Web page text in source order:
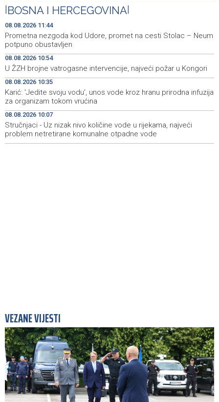
13:54
Normalizovan saobraćaj na dionici puta Stolac–Neum,
kod mjesta Udora, nakon nezgode
13:15
Vučić i Zelenski u Beogradu: Srbija podržava teritorijalni
integritet Ukrajine
13:02
Na magistralnoj cesti Stolac-Neum, kod mjesta Udora,
naizmjenično propuštanje vozila, jednom trakom
12:59
Više od 500 učesnika na Drinskoj regati od Modrana do
Goražda
12:48
Crveni križ ŽZH organizira ljetovanje za djecu i mlade u
Novom Vinodolskom
BOSNA I HERCEGOVINA
08.08.2026 11:44
Prometna nezgoda kod Udore, promet na cesti Stolac – Neum
potpuno obustavljen
08.08.2026 10:54
U ŽZH brojne vatrogasne intervencije, najveći požar u Kongori
08.08.2026 10:35
Karić: 'Jedite svoju vodu', unos vode kroz hranu prirodna infuzija
za organizam tokom vrućina
08.08.2026 10:07
Stručnjaci - Uz nizak nivo količine vode u rijekama, najveći
problem netretirane komunalne otpadne vode
VEZANE VIJESTI